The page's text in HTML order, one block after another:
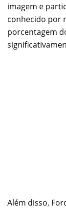
imagem e
conhecido por
porcentagem
Além disso,